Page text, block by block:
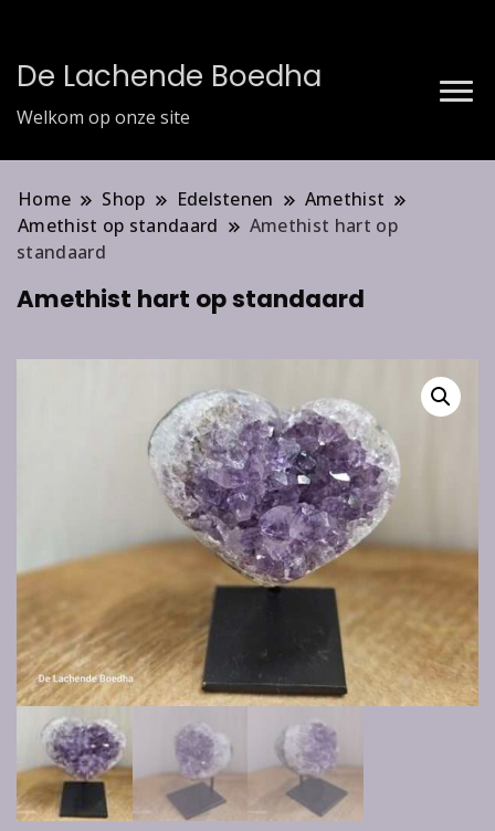
De Lachende Boedha
Welkom op onze site
Home Shop Edelstenen
Amethist
Amethist op standaard
Amethist hart op
standaard
Amethist hart op standaard